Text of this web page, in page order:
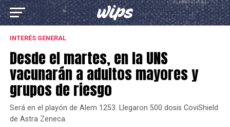
INTERÉS GENERAL
Desde el martes, en la UNS
vacunarán a adultos mayores y
grupos de riesgo
Será en el playón de Alem 1253. Llegaron 500 dosis CoviShield
de Astra Zeneca.